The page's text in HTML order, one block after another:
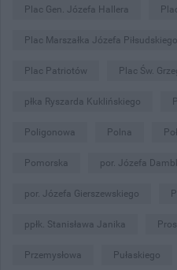
Plac Gen. Józefa Hallera
Plac Marszałka Józefa Piłsudskiego
Plac Patriotów Plac Św.
płka Ryszarda Kuklińskiego
Poligonowa Polna
Pomorska por. Józefa
por. Józefa Gierszewskiego
ppłk. Stanisława Janika
Przemysłowa Pułaskiego